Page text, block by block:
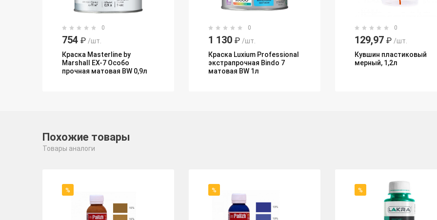
0
754 ₽ /шт.
Краска Masterline by
Marshall EX-7 Особо
прочная матовая BW 0,9л
0
1 130 ₽ /шт.
Краска Luxium Professional
экстрапрочная Bindo 7
матовая BW 1л
0
129,97 ₽ /шт.
Кувшин пластиковый
мерный, 1,2л
Похожие товары
Товары аналоги
% % %